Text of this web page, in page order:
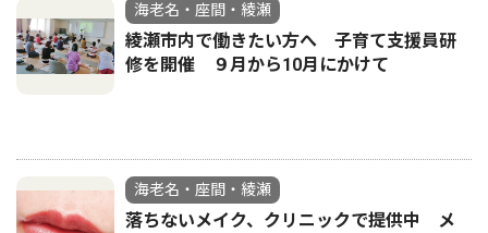
海老名・座間・綾瀬
綾瀬市内で働きたい方へ 子育て支援員研
修を開催 ９月から10月にかけて
海老名・座間・綾瀬
落ちないメイク、クリニックで提供中 メ